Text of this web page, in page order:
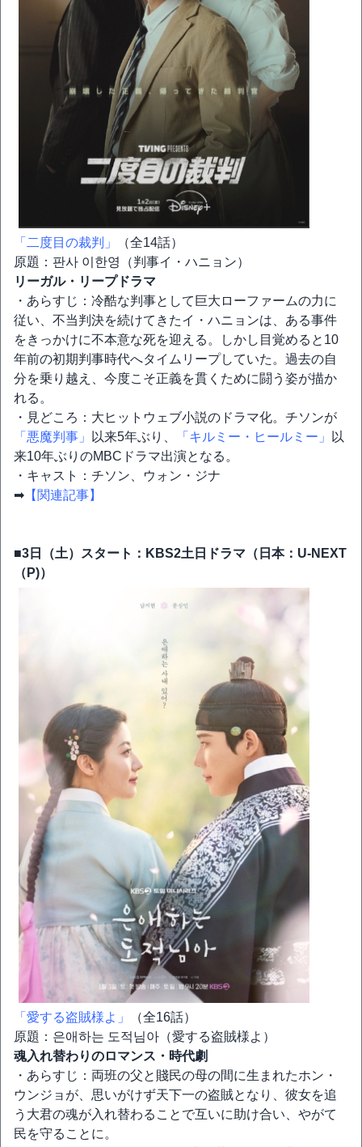
「二度目の裁判」
（全14話）
原題：판사 이한영（判事イ・ハニョン）
リーガル・リープドラマ
・あらすじ：冷酷な判事として巨大ローファームの力に
従い、不当判決を続けてきたイ・ハニョンは、ある事件
をきっかけに不本意な死を迎える。しかし目覚めると10
年前の初期判事時代へタイムリープしていた。過去の自
分を乗り越え、今度こそ正義を貫くために闘う姿が描か
れる。
・見どころ：大ヒットウェブ小説のドラマ化。チソンが
「悪魔判事」
以来5年ぶり、 「キルミー・ヒールミー」
以
来10年ぶりのMBCドラマ出演となる。
・キャスト：チソン、ウォン・ジナ
➡ 【関連記事】
■3日（土）スタート：KBS2土日ドラマ（日本：U-NEXT
（P)）
「愛する盗賊様よ」
（全16話）
原題：은애하는 도적님아（愛する盗賊様よ）
魂入れ替わりのロマンス・時代劇
・あらすじ：両班の父と賤民の母の間に生まれたホン・
ウンジョが、思いがけず天下一の盗賊となり、彼女を追
う大君の魂が入れ替わることで互いに助け合い、やがて
民を守ることに。